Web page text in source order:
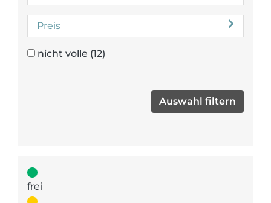
Preis
nicht volle (12)
frei